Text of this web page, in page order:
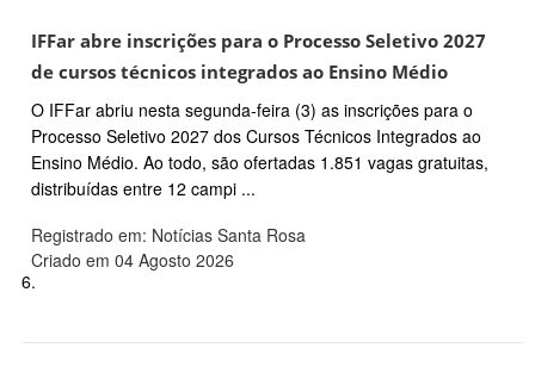
IFFar abre inscrições para o Processo Seletivo 2027
de cursos técnicos integrados ao Ensino Médio
O IFFar abriu nesta segunda-feira (3) as inscrições para o
Processo Seletivo 2027 dos Cursos Técnicos Integrados ao
Ensino Médio. Ao todo, são ofertadas 1.851 vagas gratuitas,
distribuídas entre 12 campi ...
Registrado em: Notícias Santa Rosa
Criado em 04 Agosto 2026
6.